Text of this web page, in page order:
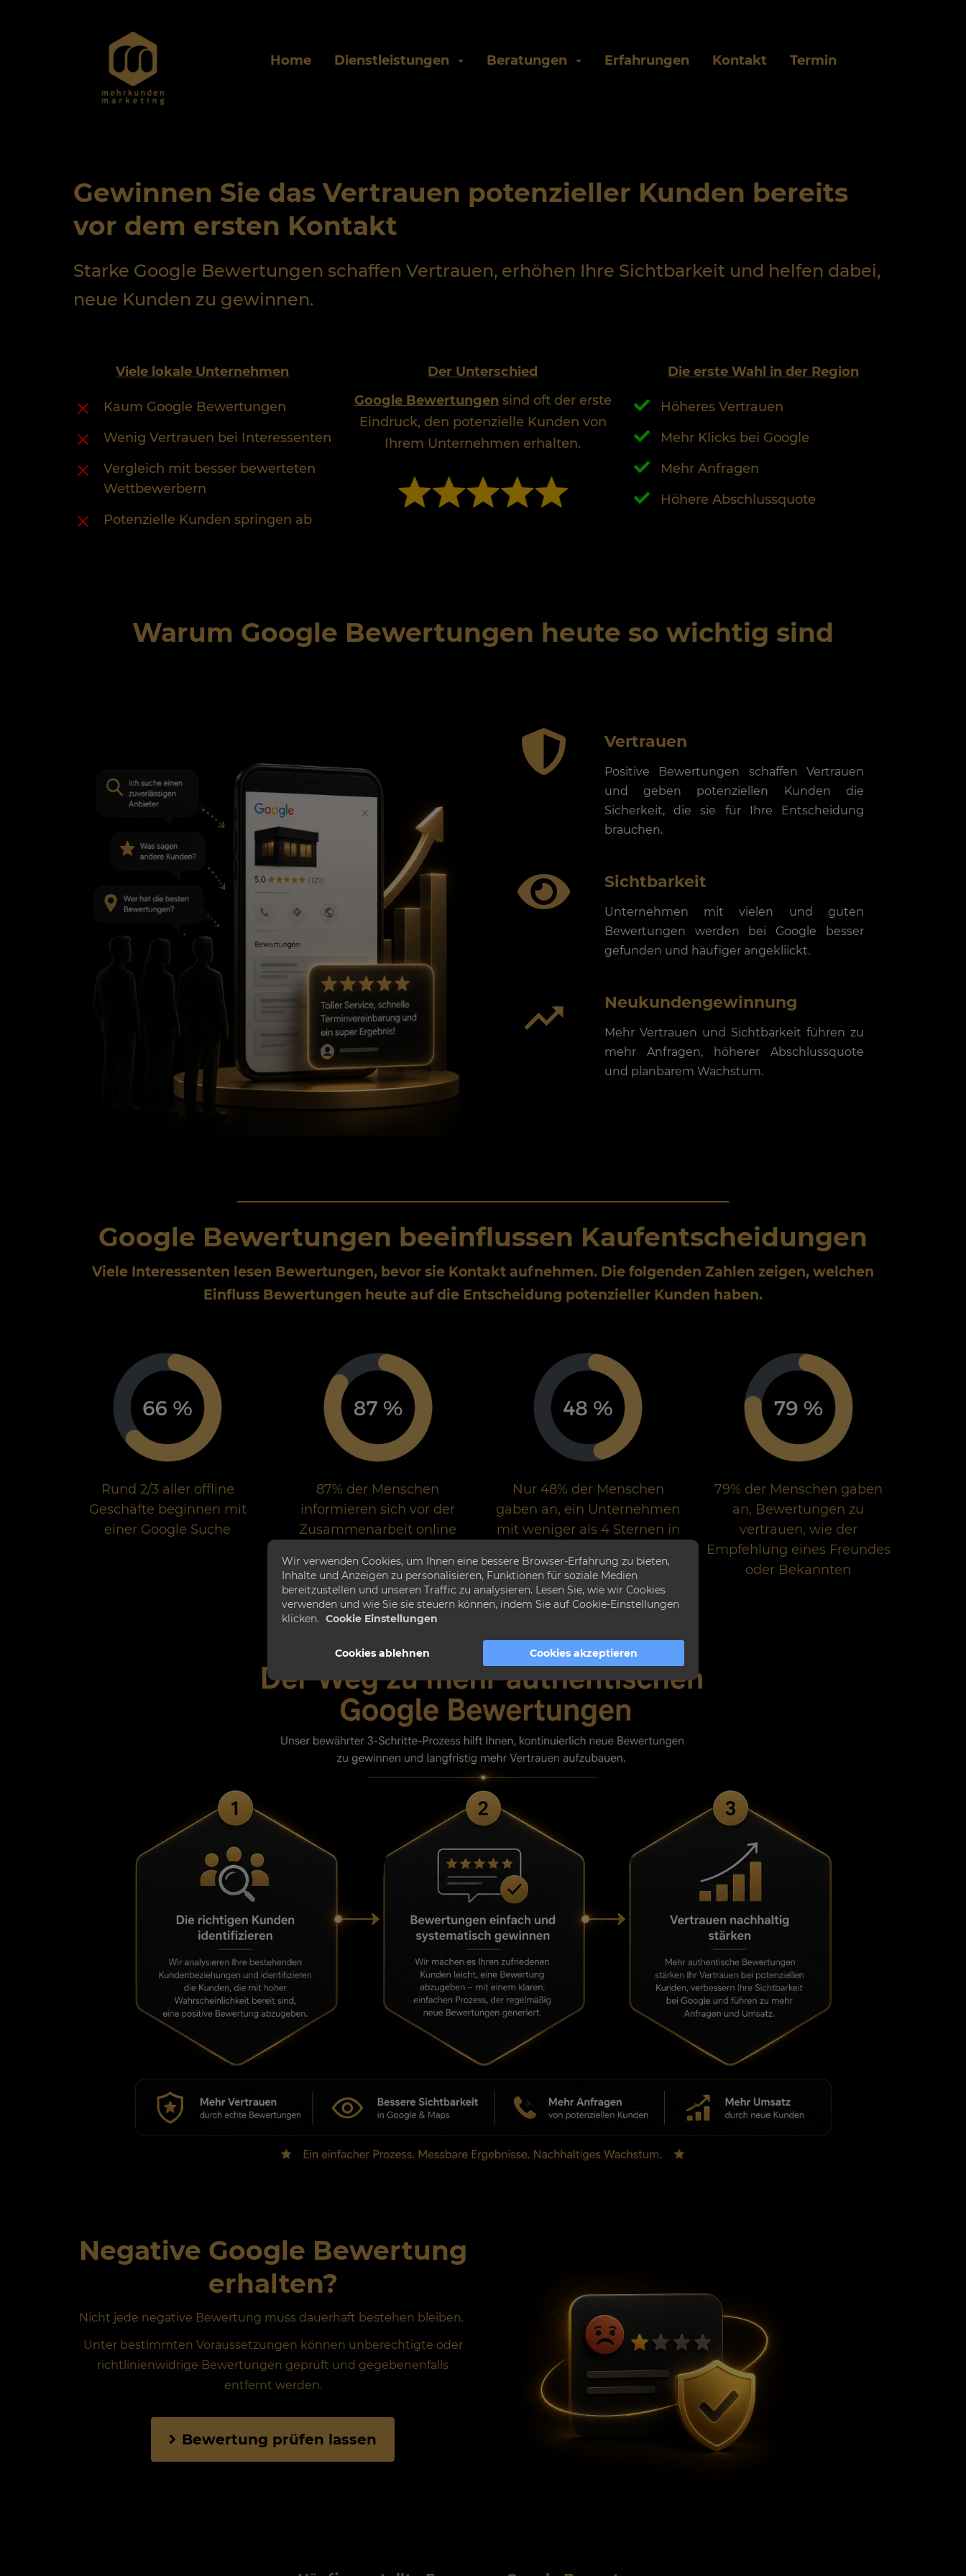
Home Dienstleistungen Beratungen Erfahrungen Kontakt Termin
Gewinnen Sie das Vertrauen potenzieller Kunden bereits
vor dem ersten Kontakt
Starke Google Bewertungen schaffen Vertrauen, erhöhen Ihre Sichtbarkeit und helfen dabei,
neue Kunden zu gewinnen.
Viele lokale Unternehmen
Kaum Google Bewertungen
Wenig Vertrauen bei Interessenten
Vergleich mit besser bewerteten
Wettbewerbern
Potenzielle Kunden springen ab
Der Unterschied
Google Bewertungen sind oft der erste
Eindruck, den potenzielle Kunden von
Ihrem Unternehmen erhalten.
Die erste Wahl in der Region
Höheres Vertrauen
Mehr Klicks bei Google
Mehr Anfragen
Höhere Abschlussquote
Warum Google Bewertungen heute so wichtig sind
Vertrauen
Positive Bewertungen schaffen Vertrauen
und geben potenziellen Kunden die
Sicherkeit, die sie für Ihre Entscheidung
brauchen.
Sichtbarkeit
Unternehmen mit vielen und guten
Bewertungen werden bei Google besser
gefunden und häufiger angekliickt.
Neukundengewinnung
Mehr Vertrauen und Sichtbarkeit führen zu
mehr Anfragen, höherer Abschlussquote
und planbarem Wachstum.
Google Bewertungen beeinflussen Kaufentscheidungen
Viele Interessenten lesen Bewertungen, bevor sie Kontakt aufnehmen. Die folgenden Zahlen zeigen, welchen
Einfluss Bewertungen heute auf die Entscheidung potenzieller Kunden haben.
Rund 2/3 aller offline
Geschäfte beginnen mit
einer Google Suche
87% der Menschen
informieren sich vor der
Zusammenarbeit online
Nur 48% der Menschen
gaben an, ein Unternehmen
mit weniger als 4 Sternen in
79% der Menschen gaben
an, Bewertungen zu
vertrauen, wie der
Empfehlung eines Freundes
oder Bekannten
Negative Google Bewertung
erhalten?
Nicht jede negative Bewertung muss dauerhaft bestehen bleiben.
Unter bestimmten Voraussetzungen können unberechtigte oder
richtlinienwidrige Bewertungen geprüft und gegebenenfalls
entfernt werden.
Bewertung prüfen lassen
Wir verwenden Cookies, um Ihnen eine bessere Browser-Erfahrung zu bieten,
Inhalte und Anzeigen zu personalisieren, Funktionen für soziale Medien
bereitzustellen und unseren Traffic zu analysieren. Lesen Sie, wie wir Cookies
verwenden und wie Sie sie steuern können, indem Sie auf Cookie-Einstellungen
klicken. Cookie Einstellungen
Cookies ablehnen Cookies akzeptieren